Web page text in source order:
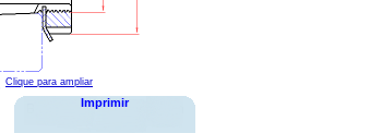
Clique para ampliar
Imprimir